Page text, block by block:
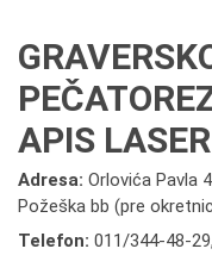
APIS LASER
Adresa: Orlovića Pavla
Požeška bb (pre
Telefon: 011/344-48-29,